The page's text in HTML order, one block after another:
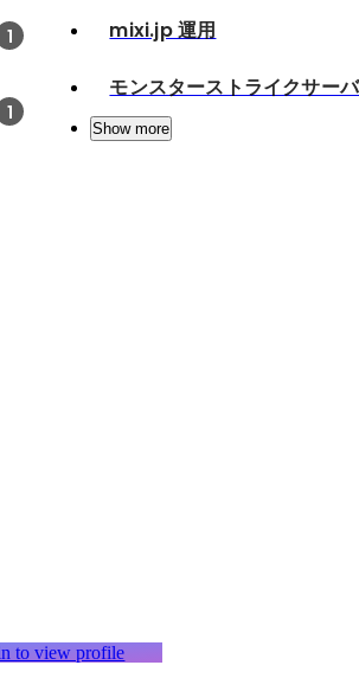
1
1
mixi.jp 運用
モンスターストライクサー
Show more
to view profile